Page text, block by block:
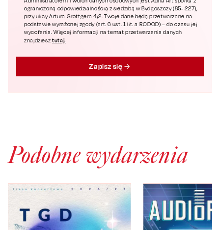
ograniczoną odpowiedzialnością z siedzibą w Bydgoszczy (85- 227),
przy ulicy Artura Grottgera 4/2. Twoje dane będą przetwarzane na
podstawie wyrażonej zgody (art. 6 ust. 1 lit. a RODOD) – do czasu jej
wycofania. Więcej informacji na temat przetwarzania danych
znajdziesztutaj.
Zapisz się
Podobne wydarzenia